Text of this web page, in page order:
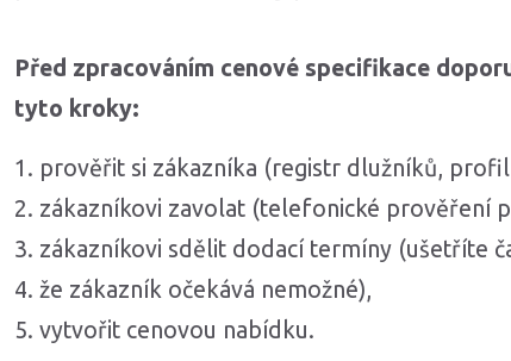
Před zpracováním cenové specifikace
tyto kroky:
prověřit si zákazníka (registr dlužníků,
zákazníkovi zavolat (telefonické prověření
zákazníkovi sdělit dodací termíny (ušetříte
že zákazník očekává nemožné),
vytvořit cenovou nabídku.